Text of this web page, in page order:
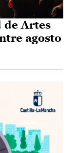
de Artes
agosto